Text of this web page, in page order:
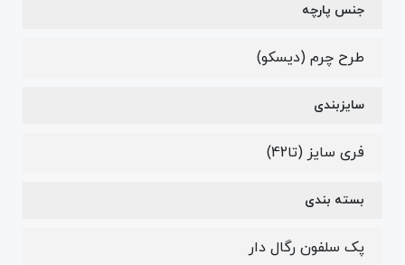
جنس پارچه
طرح چرم (دیسکو)
سایزبندی
فری سایز (تا42)
بسته بندی
پک سلفون رگال دار